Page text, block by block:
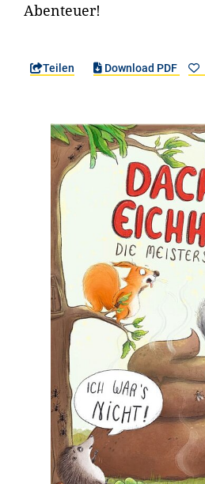
Abenteuer!
Teilen Download PDF